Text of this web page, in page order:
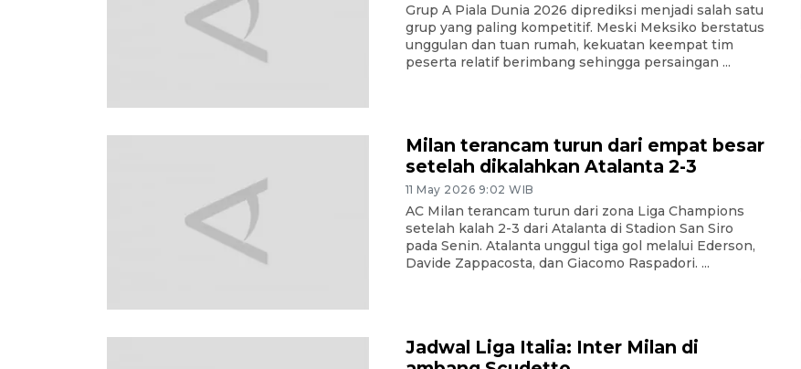
Grup A Piala Dunia 2026 diprediksi menjadi salah satu
grup yang paling kompetitif. Meski Meksiko berstatus
unggulan dan tuan rumah, kekuatan keempat tim
peserta relatif berimbang sehingga persaingan ...
Milan terancam turun dari empat besar
setelah dikalahkan Atalanta 2-3
11 May 2026 9:02 WIB
AC Milan terancam turun dari zona Liga Champions
setelah kalah 2-3 dari Atalanta di Stadion San Siro
pada Senin. Atalanta unggul tiga gol melalui Ederson,
Davide Zappacosta, dan Giacomo Raspadori. ...
Jadwal Liga Italia: Inter Milan di